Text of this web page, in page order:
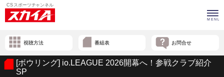
視聴方法 番組表 お問合せ
[ボウリング] io.LEAGUE 2026開幕へ！参戦クラブ紹介
SP